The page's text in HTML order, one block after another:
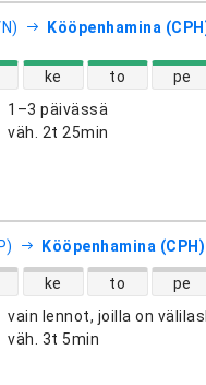
Kööpenhamina
1–3 päivässä
väh. 2t 25min
saatavuus
ke to pe
Kööpenhamina (CPH)
vain lennot, joilla on
väh. 3t 5min
saatavuus
ke to pe